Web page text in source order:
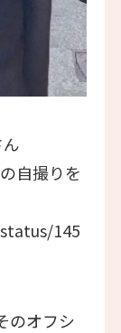
自撮りを
145
のオフシ